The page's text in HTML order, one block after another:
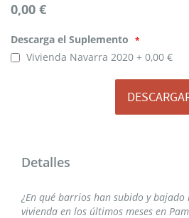
0,00 €
el
Suplemento
Descarga el Suplemento
Vivienda Navarra 2020
0,00 €
Detalles
¿En qué barrios han subido y bajado
vivienda en los últimos meses en